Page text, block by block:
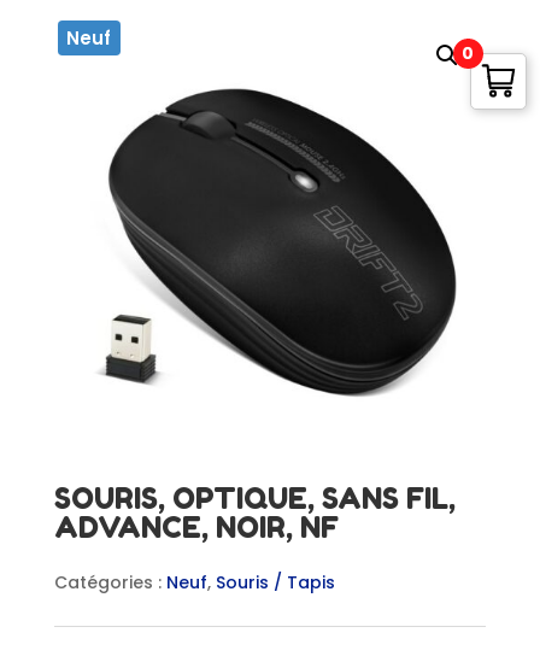
Neuf
SOURIS, OPTIQUE, SANS FIL,
ADVANCE, NOIR, NF
Catégories : Neuf, Souris / Tapis
0